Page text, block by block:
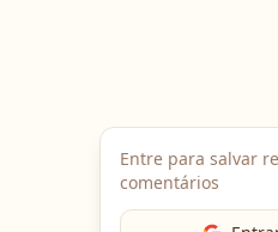
Entre para salvar
comentários